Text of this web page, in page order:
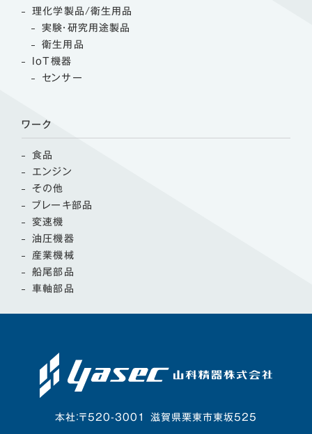
理化学製品/衛生用品
実験・研究用途製品
衛生用品
IoT機器
センサー
ワーク
食品
エンジン
その他
ブレーキ部品
変速機
油圧機器
産業機械
船尾部品
車軸部品
本社：〒520-3001 滋賀県栗東市東坂525